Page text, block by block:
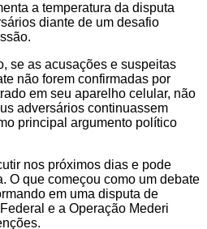
a temperatura da disputa
diante de um desafio
se as acusações e suspeitas
não forem confirmadas por
em seu aparelho celular, não
adversários continuassem
principal argumento político
nos próximos dias e pode
O que começou como um debate
em uma disputa de
e a Operação Mederi